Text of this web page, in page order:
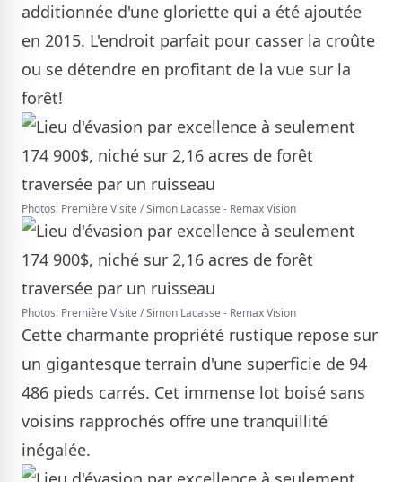
additionnée d'une gloriette qui a été ajoutée
en 2015. L'endroit parfait pour casser la croûte
ou se détendre en profitant de la vue sur la
forêt!
Photos: Première Visite / Simon Lacasse - Remax Vision
Photos: Première Visite / Simon Lacasse - Remax Vision
Cette charmante propriété rustique repose sur
un gigantesque terrain d'une superficie de 94
486 pieds carrés. Cet immense lot boisé sans
voisins rapprochés offre une tranquillité
inégalée.